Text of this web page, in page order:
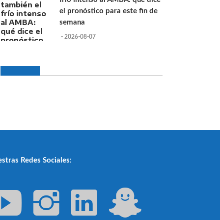
el pronóstico para este fin de
semana
- 2026-08-07
Redes Sociales: